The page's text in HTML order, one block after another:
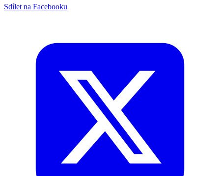
Sdílet na Facebooku